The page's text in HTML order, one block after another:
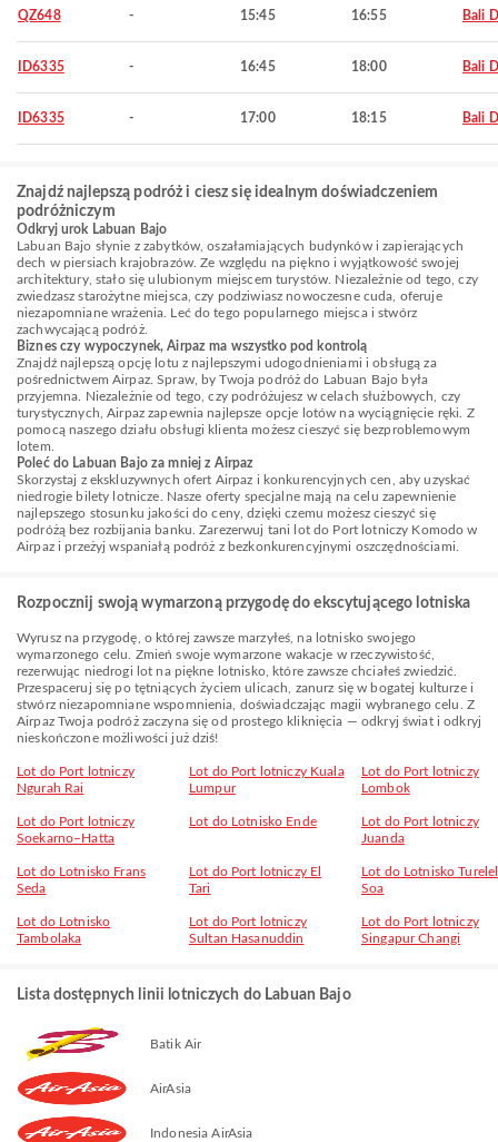
QZ648 - 15:45 16:55 Bali
ID6335 - 16:45 18:00 Bali
ID6335 - 17:00 18:15 Bali
Znajdź najlepszą podróż i ciesz się idealnym doświadczeniem
podróżniczym
Odkryj urok Labuan Bajo
Labuan Bajo słynie z zabytków, oszałamiających budynków i zapierających
dech w piersiach krajobrazów. Ze względu na piękno i wyjątkowość swojej
architektury, stało się ulubionym miejscem turystów. Niezależnie od tego, czy
zwiedzasz starożytne miejsca, czy podziwiasz nowoczesne cuda, oferuje
niezapomniane wrażenia. Leć do tego popularnego miejsca i stwórz
zachwycającą podróż.
Biznes czy wypoczynek, Airpaz ma wszystko pod kontrolą
Znajdź najlepszą opcję lotu z najlepszymi udogodnieniami i obsługą za
pośrednictwem Airpaz. Spraw, by Twoja podróż do Labuan Bajo była
przyjemna. Niezależnie od tego, czy podróżujesz w celach służbowych, czy
turystycznych, Airpaz zapewnia najlepsze opcje lotów na wyciągnięcie ręki. Z
pomocą naszego działu obsługi klienta możesz cieszyć się bezproblemowym
lotem.
Poleć do Labuan Bajo za mniej z Airpaz
Skorzystaj z ekskluzywnych ofert Airpaz i konkurencyjnych cen, aby uzyskać
niedrogie bilety lotnicze. Nasze oferty specjalne mają na celu zapewnienie
najlepszego stosunku jakości do ceny, dzięki czemu możesz cieszyć się
podróżą bez rozbijania banku. Zarezerwuj tani lot do Port lotniczy Komodo w
Airpaz i przeżyj wspaniałą podróż z bezkonkurencyjnymi oszczędnościami.
Rozpocznij swoją wymarzoną przygodę do ekscytującego lotniska
Wyrusz na przygodę, o której zawsze marzyłeś, na lotnisko swojego
wymarzonego celu. Zmień swoje wymarzone wakacje w rzeczywistość,
rezerwując niedrogi lot na piękne lotnisko, które zawsze chciałeś zwiedzić.
Przespaceruj się po tętniących życiem ulicach, zanurz się w bogatej kulturze i
stwórz niezapomniane wspomnienia, doświadczając magii wybranego celu. Z
Airpaz Twoja podróż zaczyna się od prostego kliknięcia — odkryj świat i odkryj
nieskończone możliwości już dziś!
Lot do Port lotniczy
Ngurah Rai
Lot do Port lotniczy Kuala
Lumpur
Lot do Port lotniczy
Lombok
Lot do Port lotniczy
Soekarno–Hatta
Lot do Lotnisko Ende
Lot do Port lotniczy
Juanda
Lot do Lotnisko Frans
Seda
Lot do Port lotniczy El
Tari
Lot do Lotnisko
Soa
Lot do Lotnisko
Tambolaka
Lot do Port lotniczy
Sultan Hasanuddin
Lot do Port lotniczy
Singapur Changi
Lista dostępnych linii lotniczych do Labuan Bajo
Batik Air
AirAsia
Indonesia AirAsia